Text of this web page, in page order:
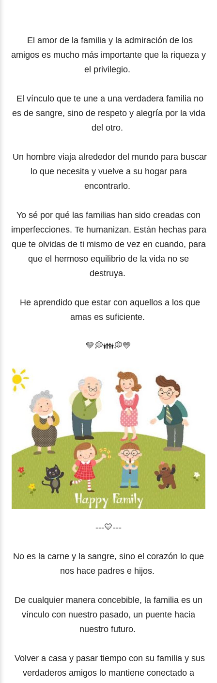
El amor de la familia y la admiración de los
amigos es mucho más importante que la riqueza y
el privilegio.
El vínculo que te une a una verdadera familia no
es de sangre, sino de respeto y alegría por la vida
del otro.
Un hombre viaja alrededor del mundo para buscar
lo que necesita y vuelve a su hogar para
encontrarlo.
Yo sé por qué las familias han sido creadas con
imperfecciones. Te humanizan. Están hechas para
que te olvidas de ti mismo de vez en cuando, para
que el hermoso equilibrio de la vida no se
destruya.
He aprendido que estar con aquellos a los que
amas es suficiente.
💛💭👪💭💛
---💛---
No es la carne y la sangre, sino el corazón lo que
nos hace padres e hijos.
De cualquier manera concebible, la familia es un
vínculo con nuestro pasado, un puente hacia
nuestro futuro.
Volver a casa y pasar tiempo con su familia y sus
verdaderos amigos lo mantiene conectado a